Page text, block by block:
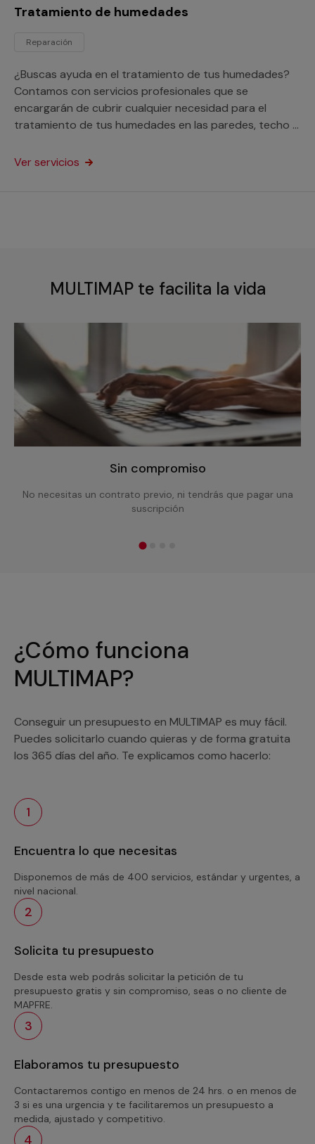
Tratamiento de humedades
Reparación
¿Buscas ayuda en el tratamiento de tus humedades?
Contamos con servicios profesionales que se
encargarán de cubrir cualquier necesidad para el
tratamiento de tus humedades en las paredes, techo o
Ver servicios
MULTIMAP te facilita la vida
Sin compromiso
No necesitas un contrato previo, ni tendrás que pagar una
suscripción
¿Cómo funciona
MULTIMAP?
Conseguir un presupuesto en MULTIMAP es muy fácil.
Puedes solicitarlo cuando quieras y de forma gratuita
los 365 días del año. Te explicamos como hacerlo:
1
Encuentra lo que necesitas
Disponemos de más de 400 servicios, estándar y urgentes, a
nivel nacional.
2
Solicita tu presupuesto
Desde esta web podrás solicitar la petición de tu
presupuesto gratis y sin compromiso, seas o no cliente de
MAPFRE.
3
Elaboramos tu presupuesto
Contactaremos contigo en menos de 24 hrs. o en menos de
3 si es una urgencia y te facilitaremos un presupuesto a
medida, ajustado y competitivo.
4